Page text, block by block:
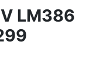
LM386